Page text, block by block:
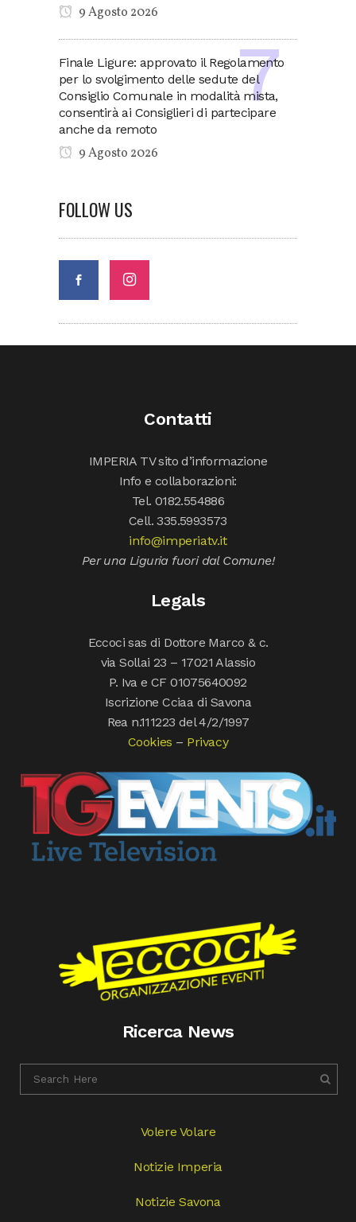
9 Agosto 2026
Finale Ligure: approvato il Regolamento
per lo svolgimento delle sedute del
Consiglio Comunale in modalità mista,
consentirà ai Consiglieri di partecipare
anche da remoto
9 Agosto 2026
FOLLOW US
Contatti
IMPERIA TV sito d’informazione
Info e collaborazioni:
Tel. 0182.554886
Cell. 335.5993573
info@imperiatv.it
Per una Liguria fuori dal Comune!
Legals
Eccoci sas di Dottore Marco & c.
via Sollai 23 – 17021 Alassio
P. Iva e CF 01075640092
Iscrizione Cciaa di Savona
Rea n.111223 del 4/2/1997
Cookies – Privacy
Ricerca News
Volere Volare
Notizie Imperia
Notizie Savona